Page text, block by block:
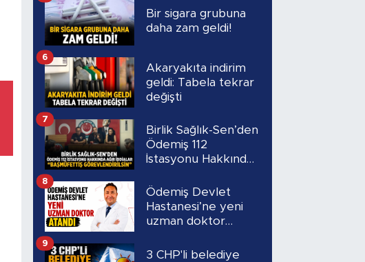
Bir sigara grubuna
daha zam geldi!
Akaryakıta indirim
geldi: Tabela tekrar
değişti
6
Birlik Sağlık-Sen’den
Ödemiş 112
İstasyonu Hakkında
“Başmüfettiş
Görevlendirilsin”
7
Ödemiş Devlet
Hastanesi’ne yeni
uzman doktor
8
3 CHP'li belediye
9